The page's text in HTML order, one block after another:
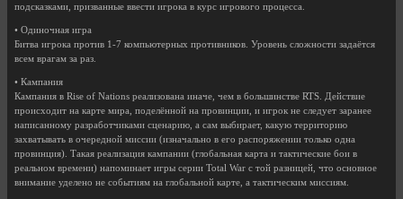
подсказками, призванные ввести игрока в курс игрового процесса.
• Одиночная игра
Битва игрока против 1-7 компьютерных противников. Уровень сложности задаётся
всем врагам за раз.
• Кампания
Кампания в Rise of Nations реализована иначе, чем в большинстве RTS. Действие
происходит на карте мира, поделённой на провинции, и игрок не следует заранее
написанному разработчиками сценарию, а сам выбирает, какую территорию
захватывать в очередной миссии (изначально в его распоряжении только одна
провинция). Такая реализация кампании (глобальная карта и тактические бои в
реальном времени) напоминает игры серии Total War с той разницей, что основное
внимание уделено не событиям на глобальной карте, а тактическим миссиям.